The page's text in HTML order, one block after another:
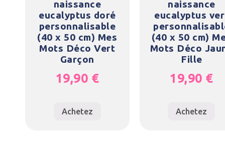
naissance
eucalyptus doré
personnalisable
(40 x 50 cm) Mes
Mots Déco Vert
Garçon
19,90 €
Achetez
naissance
eucalyptus
(40 x 50 cm)
Mots Déco
Fille
19,90 €
Achetez